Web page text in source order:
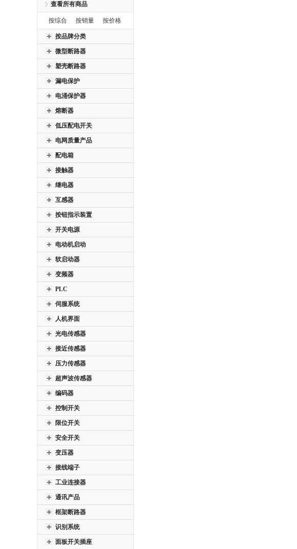
查看所有商品
按综合 按销量 按价格
按品牌分类
微型断路器
塑壳断路器
漏电保护
电涌保护器
熔断器
低压配电开关
电网质量产品
配电箱
接触器
继电器
互感器
按钮指示装置
开关电源
电动机启动
软启动器
变频器
PLC
伺服系统
人机界面
光电传感器
接近传感器
压力传感器
超声波传感器
编码器
控制开关
限位开关
安全开关
变压器
接线端子
工业连接器
通讯产品
框架断路器
识别系统
面板开关插座